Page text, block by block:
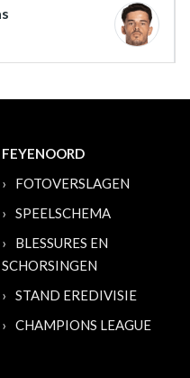
FEYENOORD
FOTOVERSLAGEN
SPEELSCHEMA
BLESSURES EN
SCHORSINGEN
STAND EREDIVISIE
CHAMPIONS LEAGUE